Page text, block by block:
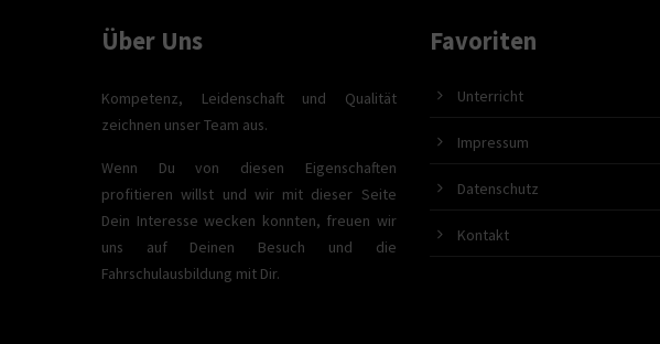
Über Uns
Kompetenz, Leidenschaft und Qualität
zeichnen unser Team aus.
Wenn Du von diesen Eigenschaften
profitieren willst und wir mit dieser Seite
Dein Interesse wecken konnten, freuen wir
uns auf Deinen Besuch und die
Fahrschulausbildung mit Dir.
Favoriten
Unterricht
Impressum
Datenschutz
Kontakt